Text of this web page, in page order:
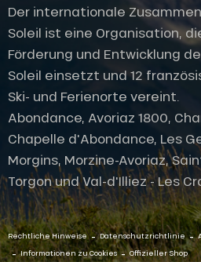
Der internationale
Soleil ist eine Organisation,
Förderung und Entwicklung
Soleil einsetzt und 12
Ski- und Ferienorte vereint.
Abondance, Avoriaz 1800,
Chapelle d'Abondance, Les
Morgins, Morzine-Avoriaz,
Torgon und Val-d'Illiez - Les
Rechtliche Hinweise - Datenschutzrichtlinie -
- Informationen zu Cookies - Offizieller Shop